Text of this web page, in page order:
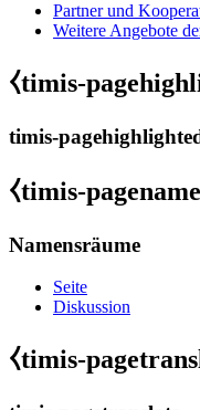
Partner und
Weitere Angebote
⧼timis-
timis-
⧼timis-
Namensräume
Seite
Diskussion
⧼timis-